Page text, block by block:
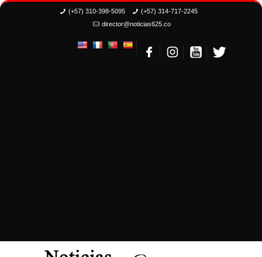
(+57) 310-398-5095
(+57) 314-717-2245
director@noticias625.co